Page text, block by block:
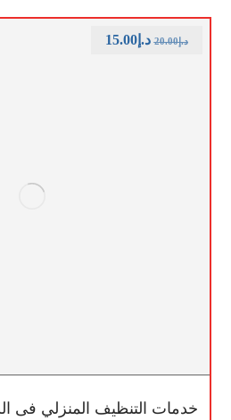
خدمات التنظيف المنزلي فى الشارقة :
د.إ20.00 د.إ15.00